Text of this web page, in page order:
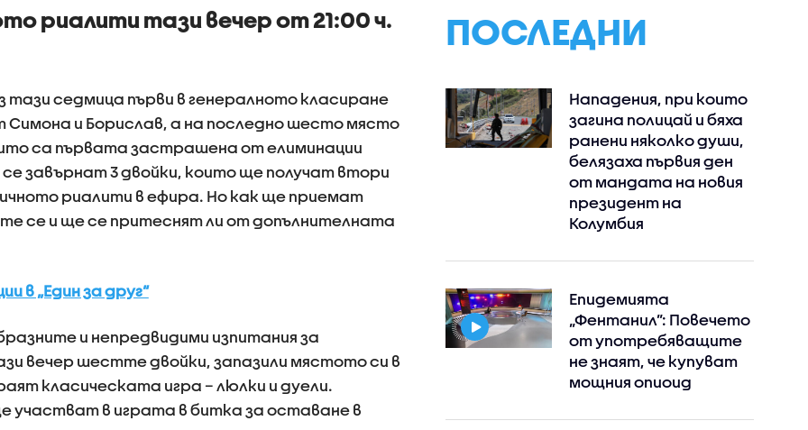
риалити тази вечер от 21:00 ч.
тази седмица първи в генералното класиране
Симона и Борислав, а на последно шесто място
са първата застрашена от елиминации
завърнат 3 двойки, които ще получат втори
риалити в ефира. Но как ще приемат
се и ще се притеснят ли от допълнителната
в „Един за друг“
и непредвидими изпитания за
вечер шестте двойки, запазили мястото си в
класическата игра – люлки и дуели.
участват в играта в битка за оставане в
ПОСЛЕДНИ
Нападения, при които
загина полицай и бяха
ранени няколко души,
белязаха първия ден
от мандата на новия
президент на
Колумбия
Епидемията
„Фентанил”: Повечето
от употребяващите
не знаят, че купуват
мощния опиоид